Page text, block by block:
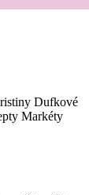
Dufkové
Markéty